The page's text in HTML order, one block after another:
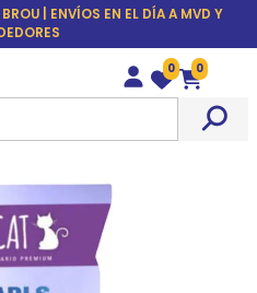
| ENVÍOS EN EL DÍA A MVD Y
Wishlist
0
Carrito
0